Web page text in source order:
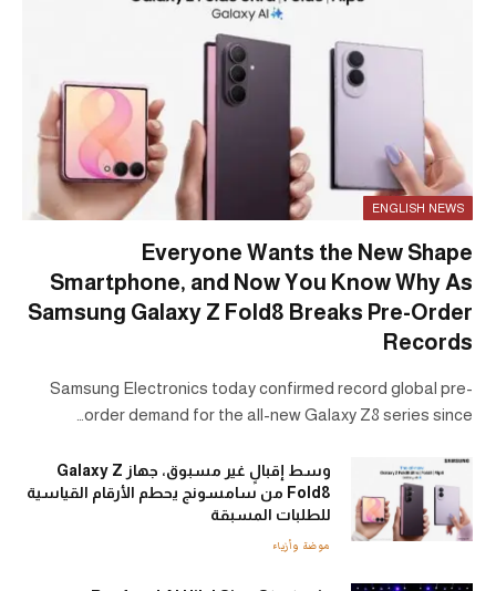
ENGLISH NEWS
Everyone Wants the New Shape
Smartphone, and Now You Know Why As
Samsung Galaxy Z Fold8 Breaks Pre-Order
Records
Samsung Electronics today confirmed record global pre-
order demand for the all-new Galaxy Z8 series since…
وسط إقبالٍ غير مسبوق، جهاز Galaxy Z
Fold8 من سامسونج يحطم الأرقام القياسية
للطلبات المسبقة
موضة وأزياء